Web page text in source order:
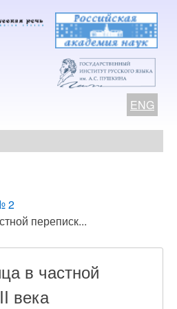
ENG
2
переписк...
в частной
века